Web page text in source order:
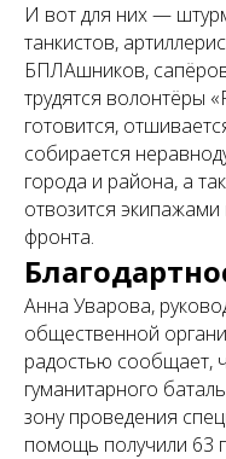
И вот для них —
танкистов,
БПЛАшников,
трудятся волонтёры
готовится,
собирается
города и района, а
отвозится
фронта.
Анна Уварова,
общественной
радостью сообщает,
гуманитарного
зону проведения
помощь получили 63